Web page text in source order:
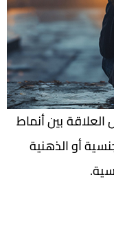
بين أنماط
أو الذهنية